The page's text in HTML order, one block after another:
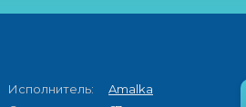
Исполнитель:
Amalka